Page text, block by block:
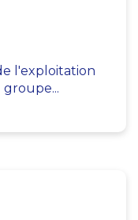
l'exploitation
groupe...